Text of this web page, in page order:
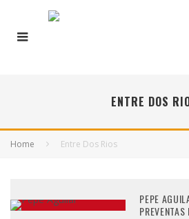
ENTRE DOS
Home Entre Dos Rios
PEPE